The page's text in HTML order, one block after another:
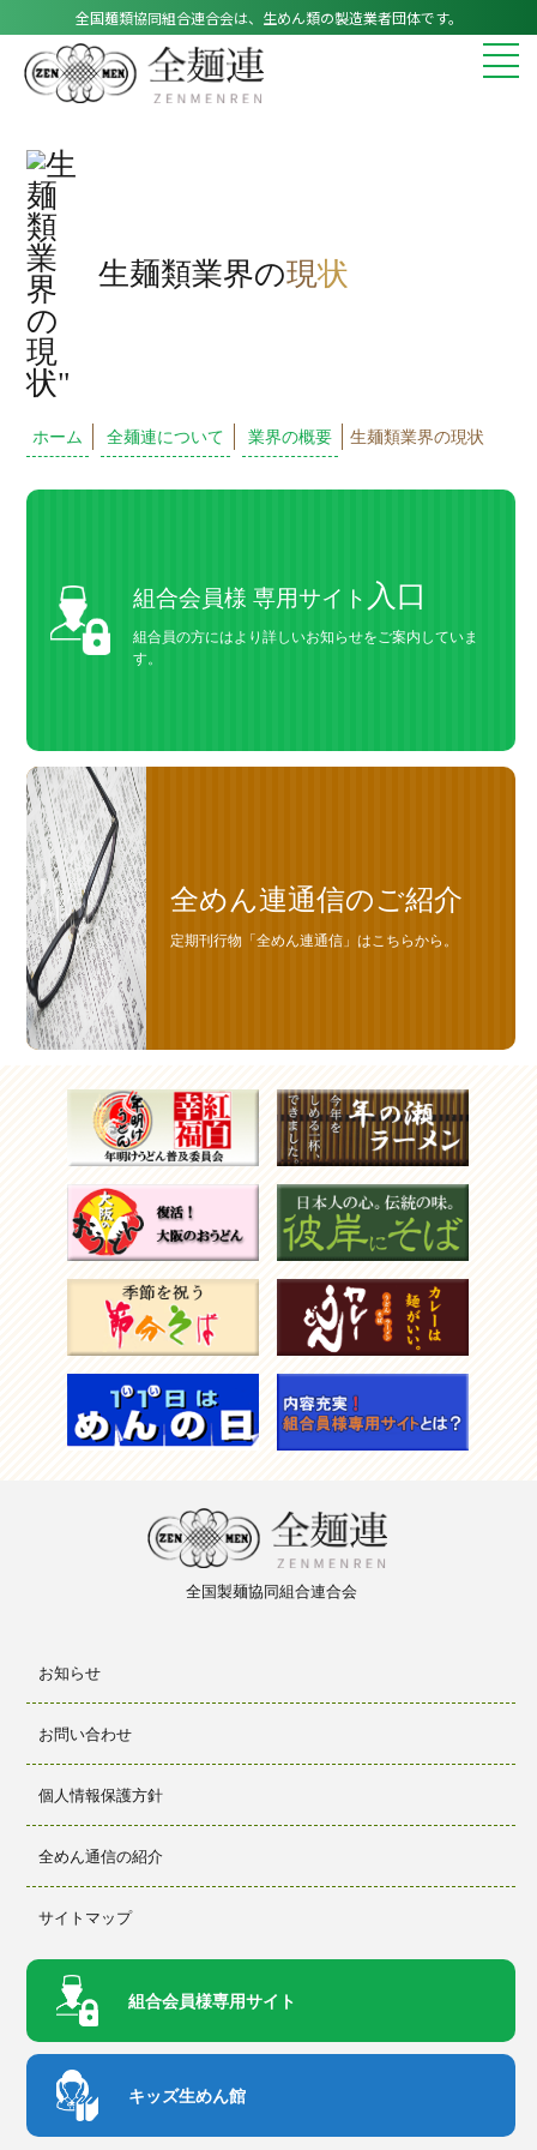
全国麺類協同組合連合会は、生めん類の製造業者団体です。
生麺類業界の現状
ホーム 全麺連について 業界の概要 生麺類業界の現状
組合会員様 専用サイト 入口
組合員の方にはより詳しいお知らせをご案内していま
す。
全めん連通信のご紹介
定期刊行物「全めん連通信」はこちらから。
全国製麺協同組合連合会
お知らせ
お問い合わせ
個人情報保護方針
全めん通信の紹介
サイトマップ
組合会員様専用サイト
キッズ生めん館